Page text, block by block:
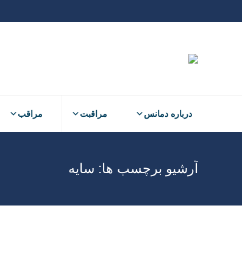
درباره دمانس مراقبت مراقب
آرشیو برچسب ها: سایه